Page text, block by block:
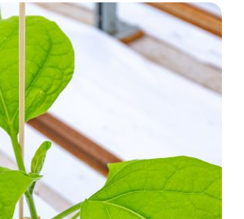
Biostimulanten Sander
kijk op dit onderwerp in
onderstaande pdf.